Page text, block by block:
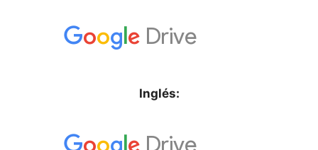
Inglés: